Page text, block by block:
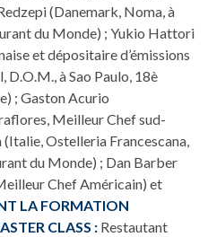
(Danemark, Noma, à
du Monde) ; Yukio Hattori
et dépositaire d’émissions
à Sao Paulo, 18è
; Gaston Acurio
Meilleur Chef sud-
Ostelleria Francescana,
du Monde) ; Dan Barber
Chef Américain) et
LA FORMATION
CLASS : Restautant